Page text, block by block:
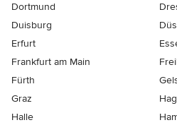
Dortmund
Duisburg
Erfurt
Frankfurt am Main
Fürth
Graz
Halle